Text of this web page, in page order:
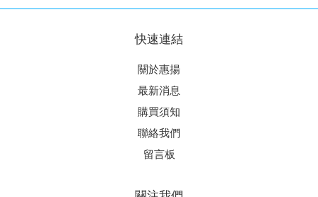
快速連結
關於惠揚
最新消息
購買須知
聯絡我們
留言板